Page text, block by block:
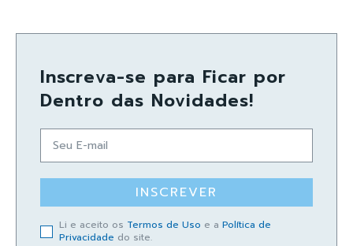
Inscreva-se para Ficar por
Dentro das Novidades!
INSCREVER
Li e aceito os Termos de Uso e a Política de
Privacidade do site.